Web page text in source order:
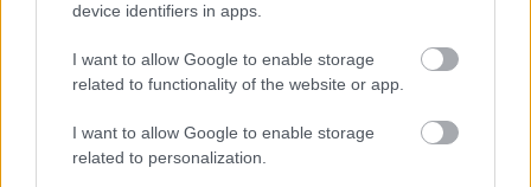
device identifiers in apps.
I want to allow Google to enable storage
related to functionality of the website or app.
I want to allow Google to enable storage
related to personalization.
Budapesten belvárosában? Teherszállítás többsége
az M0-oson tölti az életét és nem jön be a városba.
3. Azon ebreken többségének akik autóval a
a faszért lenne, ha egyszer ajtótól ajtóig viszi az
autó? Nem abból a 3 ismerődösből kell kiindulni